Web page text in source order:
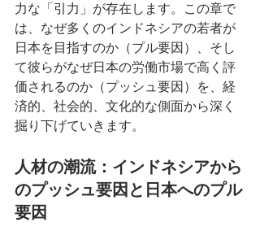
力な「引力」が存在します。この章で
は、なぜ多くのインドネシアの若者が
日本を目指すのか（プル要因）、そし
て彼らがなぜ日本の労働市場で高く評
価されるのか（プッシュ要因）を、経
済的、社会的、文化的な側面から深く
掘り下げていきます。
人材の潮流：インドネシアから
のプッシュ要因と日本へのプル
要因